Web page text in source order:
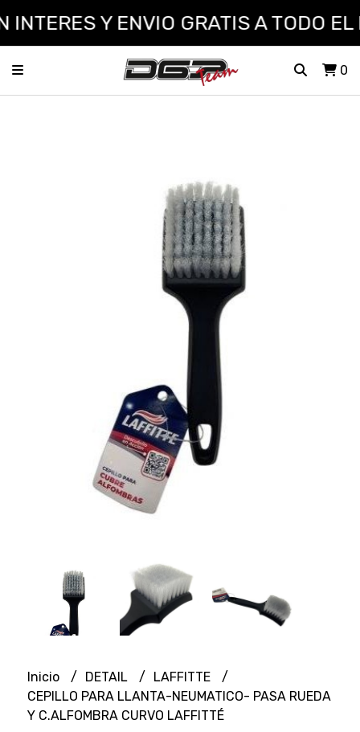
Y ENVIO GRATIS A TODO
0
Inicio DETAIL
LAFFITTE
CEPILLO PARA LLANTA-NEUMATICO- PASA RUEDA
Y C.ALFOMBRA CURVO LAFFITTÉ